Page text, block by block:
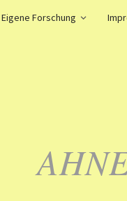
Eigene Forschung